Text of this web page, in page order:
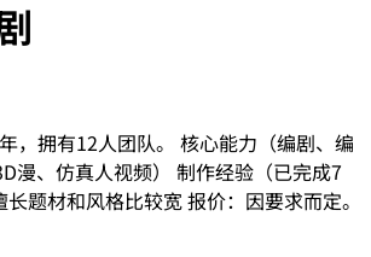
，拥有12人团队。 核心能力（编剧、编
漫、仿真人视频） 制作经验（已完成7
题材和风格比较宽 报价：因要求而定。